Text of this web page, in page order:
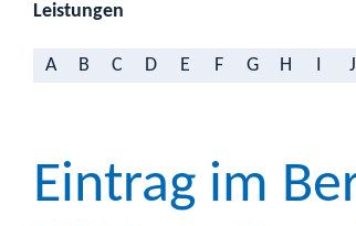
Leistungen
A B C D E F G H J
Eintrag im